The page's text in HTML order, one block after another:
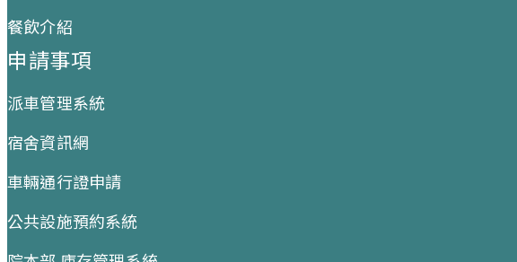
餐飲介紹
申請事項
派車管理系統
宿舍資訊網
車輛通行證申請
公共設施預約系統